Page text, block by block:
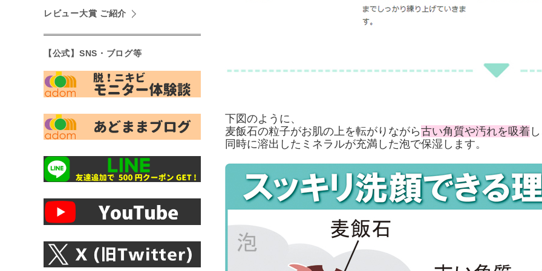
下図のように、
麦飯石の粒子がお肌の上を転がりながら古い角質や汚れを吸着
同時に溶出したミネラルが充満した泡で保湿します。
レビュー大賞 ご紹介
【公式】SNS・ブログ等